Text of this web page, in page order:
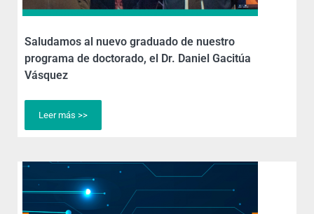
Saludamos al nuevo graduado de nuestro
programa de doctorado, el Dr. Daniel Gacitúa
Vásquez
Leer más >>